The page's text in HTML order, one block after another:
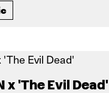
x 'The Evil Dead'